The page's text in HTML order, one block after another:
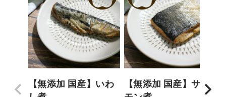
【無添加 国産】いわ
【無添加 国産】サー